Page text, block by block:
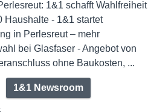
1&1 schafft Wahlfreiheit
Haushalte - 1&1 startet
in Perlesreut – mehr
bei Glasfaser - Angebot von
ohne Baukosten, ...
1&1 Newsroom